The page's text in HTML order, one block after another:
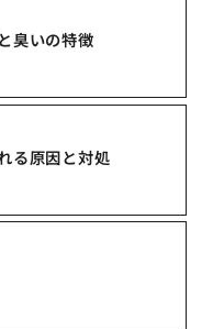
臭いの特徴
る原因と対処